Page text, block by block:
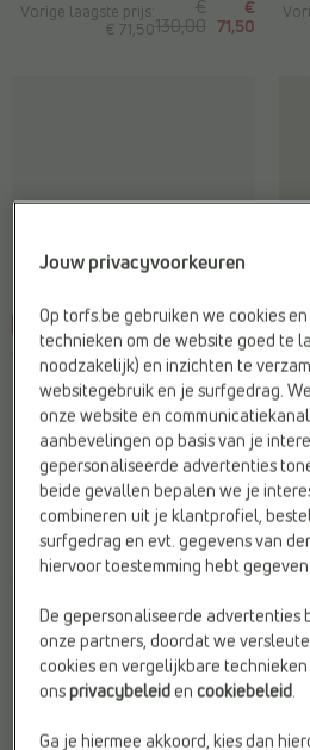
Vorige laagste prijs:
€ 71,50
€
130,00
€
71,50
-50%
CASUAL SNEAKERS
HOFF
Vorige laagste prijs:
€ 70,00
€
140,00
€
70,00
Kleurspecificatie:Fuchsia
Materiaal:Stof
Merk:HOFF
-
Jouw privacyvoorkeuren
Op torfs.be gebruiken we cookies
technieken om de website goed te
noodzakelijk) en inzichten te
websitegebruik en je surfgedrag.
onze website en
aanbevelingen op basis van je
gepersonaliseerde advertenties
beide gevallen bepalen we je
combineren uit je klantprofiel,
surfgedrag en evt. gegevens van
hiervoor toestemming hebt gegeven.
De gepersonaliseerde advertenties
onze partners, doordat we
cookies en vergelijkbare
onsprivacybeleidencookiebeleid.
Ga je hiermee akkoord, kies dan